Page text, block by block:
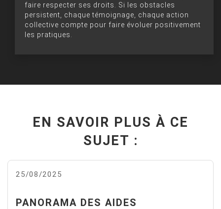
faire respecter ses droits. Si les obstacles
persistent, chaque témoignage, chaque action
collective compte pour faire évoluer positivement
les pratiques.
EN SAVOIR PLUS À CE
SUJET :
25/08/2025
PANORAMA DES AIDES